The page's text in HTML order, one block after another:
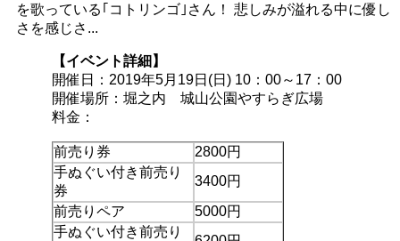
を歌っている｢コトリンゴ｣さん！ 悲しみが溢れる中に優し
さを感じさ...
【イベント詳細】
開催日：2019年5月19日(日) 10：00～17：00
開催場所：堀之内 城山公園やすらぎ広場
料金：
前売り券
2800円
手ぬぐい付き前売り
券
3400円
前売りペア
5000円
手ぬぐい付き前売り